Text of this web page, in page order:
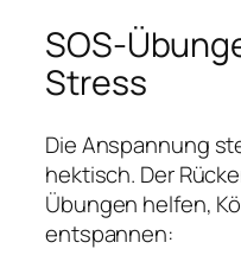
SOS-
Stress
Die Anspannung
hektisch. Der
Übungen helfen,
entspannen: